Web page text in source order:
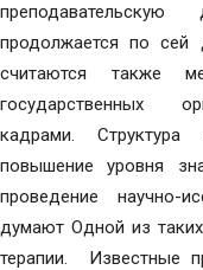
продолжается по сей
считаются также
государственных
кадрами.
повышение уровня
проведение научно-
думают Одной из
терапии. Известные